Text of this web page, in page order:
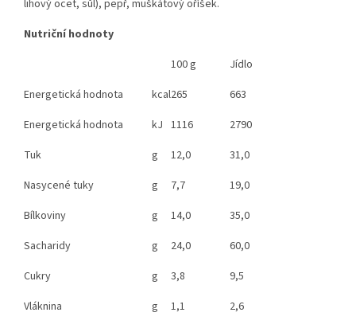
lihový ocet, sůl), pepř, muškátový oříšek.
Nutriční hodnoty
100 g
Jídlo
Energetická hodnota
kcal265
663
Energetická hodnota
kJ 1116
2790
Tuk
g 12,0
31,0
Nasycené tuky
g 7,7
19,0
Bílkoviny
g 14,0
35,0
Sacharidy
g 24,0
60,0
Cukry
g 3,8
9,5
Vláknina
g 1,1
2,6